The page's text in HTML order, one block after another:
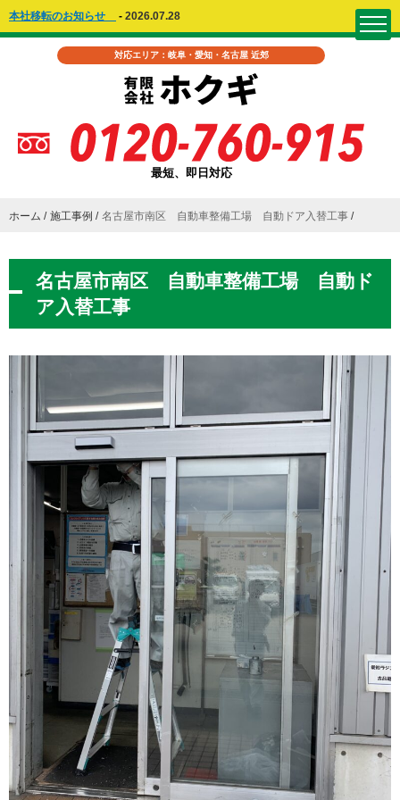
本社移転のお知らせ - 2026.07.28
対応エリア：岐阜・愛知・名古屋 近郊
最短、即日対応
ホーム 施工事例 名古屋市南区 自動車整備工場 自動ドア入替工事
名古屋市南区 自動車整備工場 自動ド
ア入替工事